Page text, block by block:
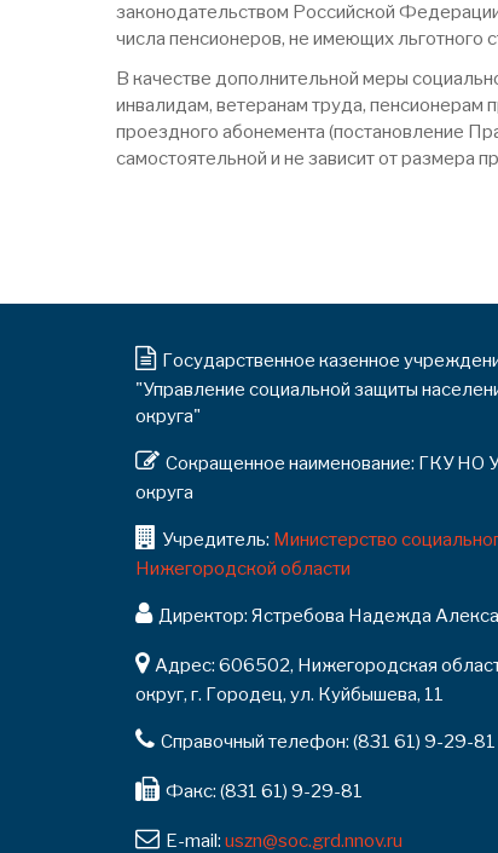
законодательством Российской
числа пенсионеров, не имеющих
В качестве дополнительной меры
инвалидам, ветеранам труда, пенсионерам
проездного абонемента (постановление
самостоятельной и не зависит от размера
Государственное казенное
"Управление социальной защиты
округа"
Сокращенное наименование: ГКУ НО
округа
Учредитель: Министерство
Нижегородской области
Директор: Ястребова Надежда
Адрес: 606502, Нижегородская
округ, г. Городец, ул. Куйбышева, 11
Справочный телефон: (831 61) 9-29-81
Факс: (831 61) 9-29-81
E-mail: uszn@soc.grd.nnov.ru